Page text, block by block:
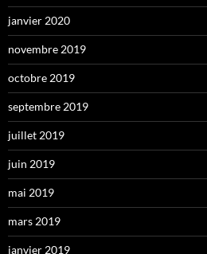
janvier 2020
novembre 2019
octobre 2019
septembre 2019
juillet 2019
juin 2019
mai 2019
mars 2019
janvier 2019